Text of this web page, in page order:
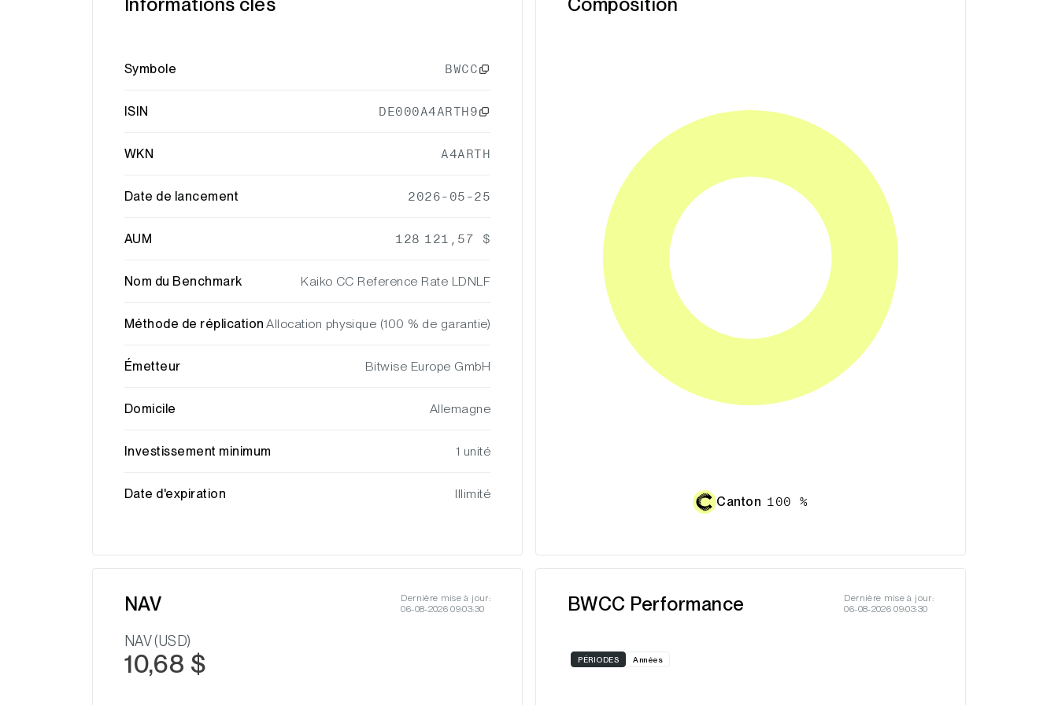
Symbole BWCC
ISIN DE000A4ARTH9
WKN A4ARTH
Date de lancement 2026-05-25
AUM 128 121,57 $
Nom du Benchmark Kaiko CC Reference Rate LDNLF
Méthode de réplication Allocation physique (100 % de garantie)
Émetteur Bitwise Europe GmbH
Domicile Allemagne
Investissement minimum 1 unité
Date d'expiration Illimité
Canton 100 %
NAV
Dernière mise à jour:
06-08-2026 09:03:30
NAV (USD)
10,68 $
BWCC Performance
Dernière mise à jour:
06-08-2026 09:03:30
PÉRIODES Années